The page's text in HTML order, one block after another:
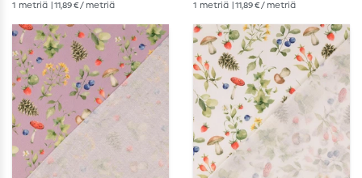
1 metriä | 11,89 € / metriä 1 metriä | 11,89 € / metriä